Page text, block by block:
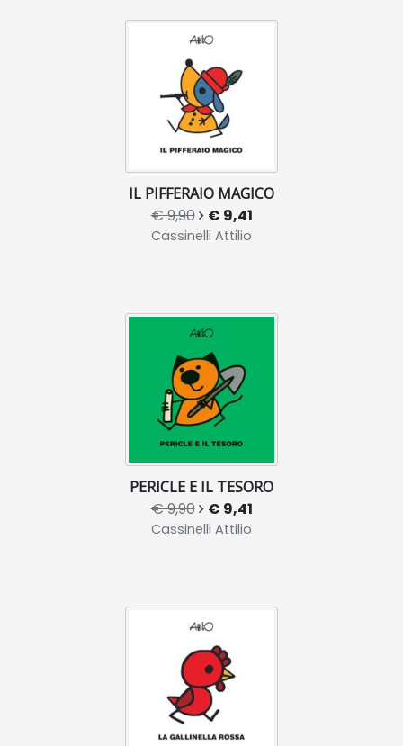
IL PIFFERAIO MAGICO
€ 9,90 € 9,41
Cassinelli Attilio
PERICLE E IL TESORO
€ 9,90 € 9,41
Cassinelli Attilio